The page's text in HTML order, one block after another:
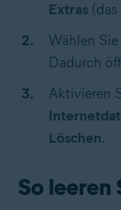
Extras
Wählen Sie
Dadurch
Aktivieren
Löschen.
So leeren